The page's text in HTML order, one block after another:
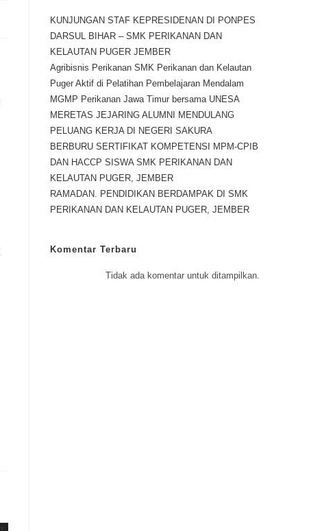
KUNJUNGAN STAF KEPRESIDENAN DI PONPES
DARSUL BIHAR – SMK PERIKANAN DAN
KELAUTAN PUGER JEMBER
Agribisnis Perikanan SMK Perikanan dan Kelautan
Puger Aktif di Pelatihan Pembelajaran Mendalam
MGMP Perikanan Jawa Timur bersama UNESA
MERETAS JEJARING ALUMNI MENDULANG
PELUANG KERJA DI NEGERI SAKURA
BERBURU SERTIFIKAT KOMPETENSI MPM-CPIB
DAN HACCP SISWA SMK PERIKANAN DAN
KELAUTAN PUGER, JEMBER
RAMADAN. PENDIDIKAN BERDAMPAK DI SMK
PERIKANAN DAN KELAUTAN PUGER, JEMBER
Komentar Terbaru
Tidak ada komentar untuk ditampilkan.